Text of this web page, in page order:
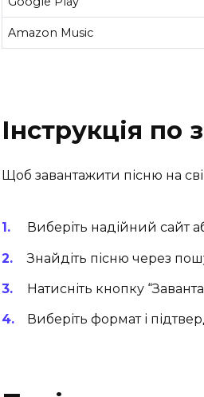
Amazon Music
Інструкція
Щоб завантажити пісню на
Виберіть надійний сайт
Знайдіть пісню через
Натисніть кнопку
Виберіть формат і